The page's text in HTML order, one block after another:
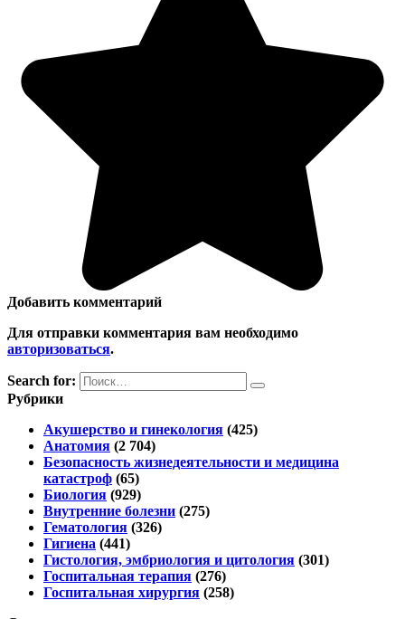
Добавить комментарий
Для отправки комментария вам необходимо
авторизоваться.
Search for:
Рубрики
Акушерство и гинекология (425)
Анатомия (2 704)
Безопасность жизнедеятельности и медицина
катастроф (65)
Биология (929)
Внутренние болезни (275)
Гематология (326)
Гигиена (441)
Гистология, эмбриология и цитология (301)
Госпитальная терапия (276)
Госпитальная хирургия (258)